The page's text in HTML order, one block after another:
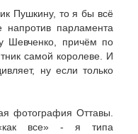
Пушкину, то я бы всё
парламента
Шевченко, причём по
самой королеве. И
ну если только
фотография Оттавы.
все» - я типа